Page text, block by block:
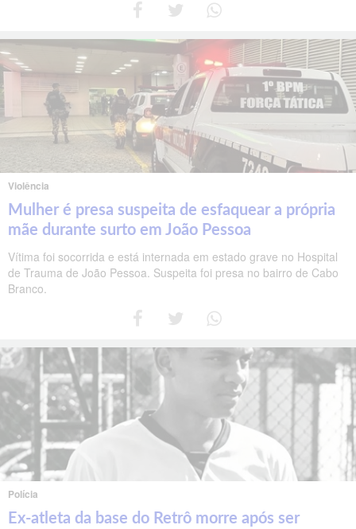
Violência
Mulher é presa suspeita de esfaquear a própria
mãe durante surto em João Pessoa
Vítima foi socorrida e está internada em estado grave no Hospital
de Trauma de João Pessoa. Suspeita foi presa no bairro de Cabo
Branco.
Polícia
Ex-atleta da base do Retrô morre após ser